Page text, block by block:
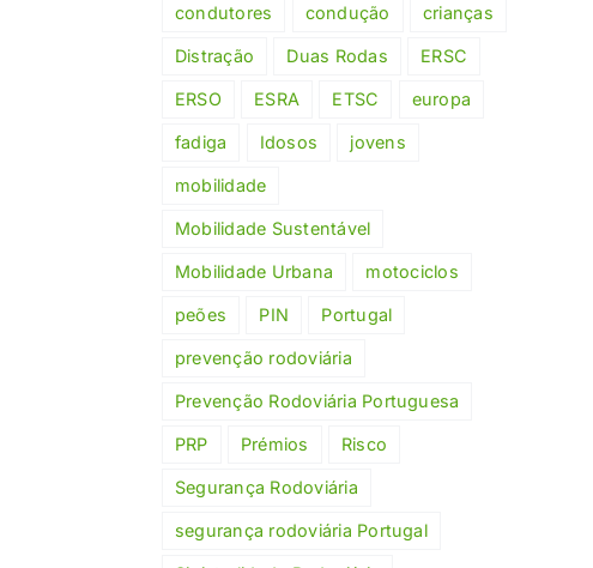
condutores condução crianças
Distração Duas Rodas ERSC
ERSO ESRA ETSC europa
fadiga Idosos jovens
mobilidade
Mobilidade Sustentável
Mobilidade Urbana motociclos
peões PIN Portugal
prevenção rodoviária
Prevenção Rodoviária Portuguesa
PRP Prémios Risco
Segurança Rodoviária
segurança rodoviária Portugal